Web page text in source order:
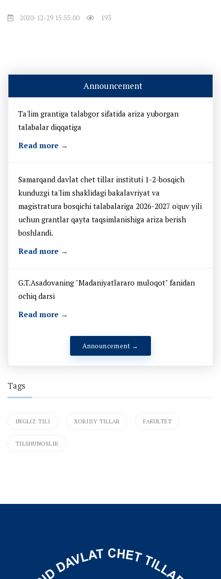
2020-12-29 15:55:00 193
Announcement
Ta'lim grantiga talabgor sifatida ariza yuborgan
talabalar diqqatiga
Read more →
Samarqand davlat chet tillar instituti 1-2-bosqich
kunduzgi ta'lim shaklidagi bakalavriyat va
magistratura bosqichi talabalariga 2026-2027 o'quv yili
uchun grantlar qayta taqsimlanishiga ariza berish
boshlandi.
Read more →
G.T.Asadovaning "Madaniyatlararo muloqot" fanidan
ochiq darsi
Read more →
Announcement →
Tags
INGLIZ TILI XORIJIY TILLAR FAKULTET
TILSHUNOSLIK